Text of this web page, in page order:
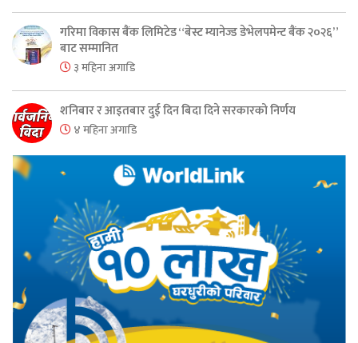
गरिमा विकास बैंक लिमिटेड “बेस्ट म्यानेज्ड डेभेलपमेन्ट बैंक २०२६”
बाट सम्मानित
३ महिना अगाडि
शनिबार र आइतबार दुई दिन बिदा दिने सरकारको निर्णय
४ महिना अगाडि